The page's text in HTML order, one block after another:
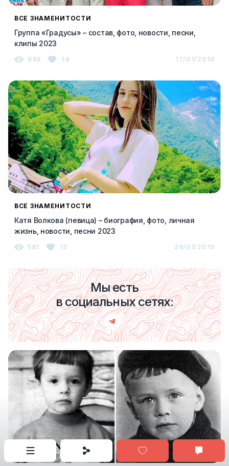
ВСЕ ЗНАМЕНИТОСТИ
Группа «Градусы» – состав, фото, новости, песни,
клипы 2023
849 14 17/01/2019
ВСЕ ЗНАМЕНИТОСТИ
Катя Волкова (певица) – биография, фото, личная
жизнь, новости, песни 2023
581 15 26/01/2019
Мы есть
в социальных сетях: